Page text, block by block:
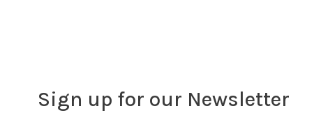
Sign up for our Newsletter